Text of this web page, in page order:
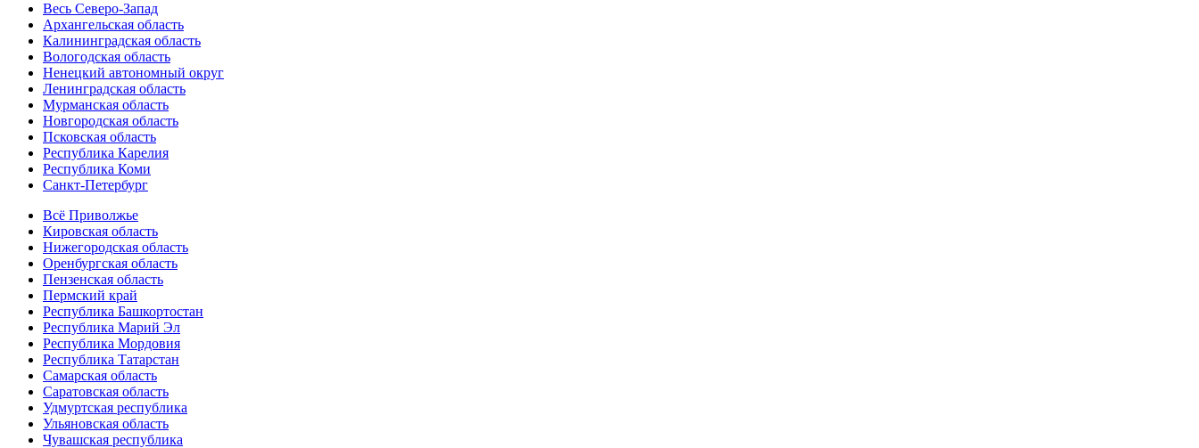
Весь Северо-Запад
Архангельская область
Калининградская область
Вологодская область
Ненецкий автономный округ
Ленинградская область
Мурманская область
Новгородская область
Псковская область
Республика Карелия
Республика Коми
Санкт-Петербург
Всё Приволжье
Кировская область
Нижегородская область
Оренбургская область
Пензенская область
Пермский край
Республика Башкортостан
Республика Марий Эл
Республика Мордовия
Республика Татарстан
Самарская область
Саратовская область
Удмуртская республика
Ульяновская область
Чувашская республика